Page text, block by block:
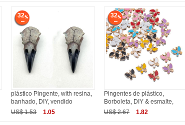
32
plástico Pingente, with resina,
banhado, DIY, vendido
US$ 1.53
1.05
32
Pingentes de plástico,
Borboleta, DIY & esmalte,
US$ 2.67
1.82